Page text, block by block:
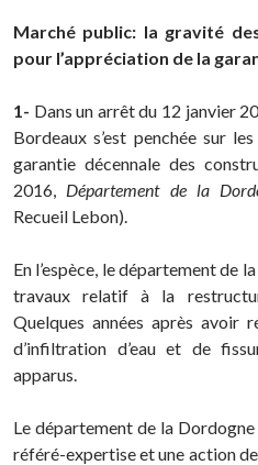
Marché public: la gravité
pour l’appréciation de la
1- Dans un arrêt du 12 janvier
Bordeaux s’est penchée sur
garantie décennale des
2016, Département de la
Recueil Lebon).
En l’espèce, le département de
travaux relatif à la
Quelques années après avoir
d’infiltration d’eau et de
apparus.
Le département de la
référé-expertise et une action